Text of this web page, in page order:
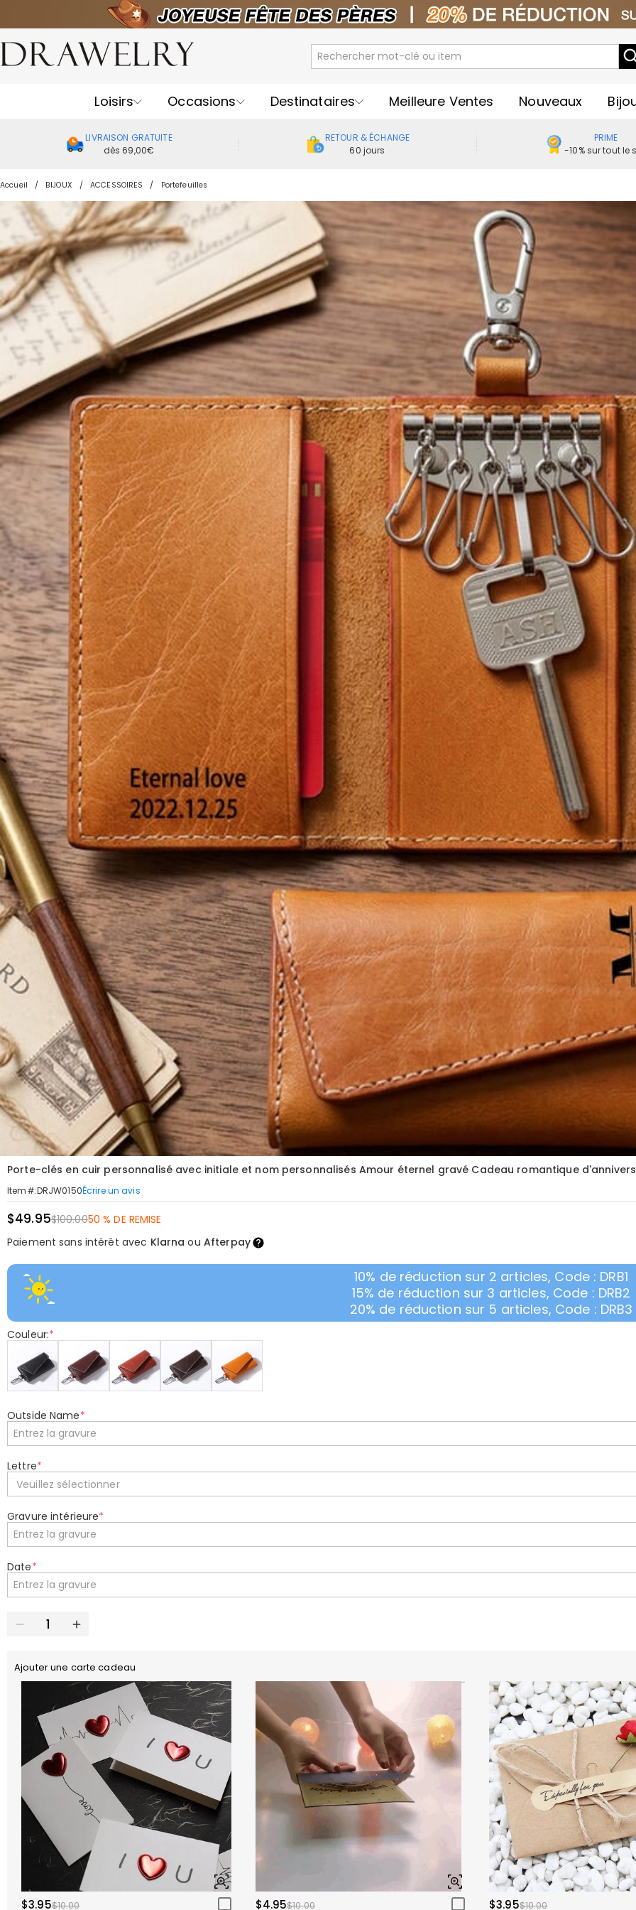
Loisirs Occasions Destinataires Meilleure Ventes Nouveaux
LIVRAISON GRATUITE
dès 69,00€
RETOUR & ÉCHANGE
60 jours
PRIME
-10% sur tout le
Accueil BIJOUX ACCESSOIRES Portefeuilles
Porte-clés en cuir personnalisé avec initiale et nom personnalisés Amour éternel gravé Cadeau romantique
Item#:DRJW0150Écrire un avis
$49.95$100.0050 % DE REMISE
Paiement sans intérêt avec Klarna ou Afterpay
10% de réduction sur 2 articles, Code : DRB1
15% de réduction sur 3 articles, Code : DRB2
20% de réduction sur 5 articles, Code : DRB3
Couleur:*
Outside Name*
Lettre*
Veuillez sélectionner
Gravure intérieure*
Date*
Ajouter une carte cadeau
$3.95$10.00 $4.95$10.00 $3.95$10.00